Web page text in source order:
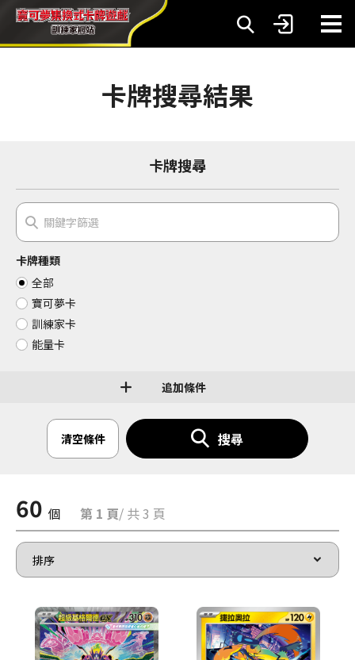
卡牌搜尋結果
卡牌搜尋
卡牌種類
全部
寶可夢卡
訓練家卡
能量卡
追加條件
清空條件 搜尋
60 個 第 1 頁/ 共 3 頁